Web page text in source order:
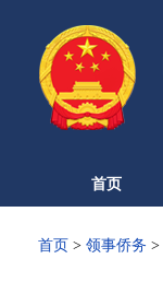
首页
首页 > 领事侨务 >